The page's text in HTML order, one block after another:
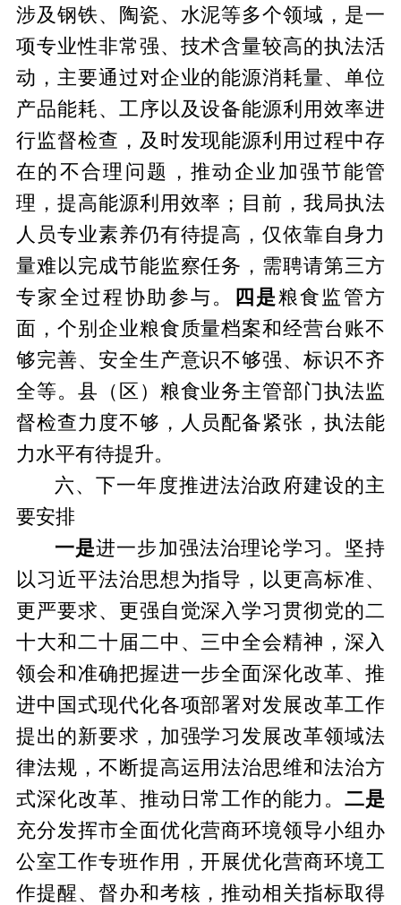
涉及钢铁、陶瓷、水泥等多个领域，是一
项专业性非常强、技术含量较高的执法活
动，主要通过对企业的能源消耗量、单位
产品能耗、工序以及设备能源利用效率进
行监督检查，及时发现能源利用过程中存
在的不合理问题，推动企业加强节能管
理，提高能源利用效率；目前，我局执法
人员专业素养仍有待提高，仅依靠自身力
量难以完成节能监察任务，需聘请第三方
专家全过程协助参与。
四是粮食监管方
面，个别企业粮食质量档案和经营台账不
够完善、安全生产意识不够强、标识不齐
全等。县（区）粮食业务主管部门执法监
督检查力度不够，人员配备紧张，执法能
力水平有待提升。
六、下一年度推进法治政府建设的主
要安排
一是进一步加强法治理论学习。坚持
以习近平法治思想为指导，以更高标准、
更严要求、更强自觉深入学习贯彻党的二
十大和二十届二中、三中全会精神，深入
领会和准确把握进一步全面深化改革、推
进中国式现代化各项部署对发展改革工作
提出的新要求，加强学习发展改革领域法
律法规，不断提高运用法治思维和法治方
式深化改革、推动日常工作的能力。二是
充分发挥市全面优化营商环境领导小组办
公室工作专班作用，开展优化营商环境工
作提醒、督办和考核，推动相关指标取得